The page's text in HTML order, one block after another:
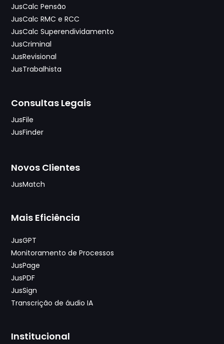
JusCalc Pensão
JusCalc RMC e RCC
JusCalc Superendividamento
JusCriminal
JusRevisional
JusTrabalhista
Consultas Legais
JusFile
JusFinder
Novos Clientes
JusMatch
Mais Eficiência
JusGPT
Monitoramento de Processos
JusPage
JusPDF
JusSign
Transcrição de áudio IA
Institucional